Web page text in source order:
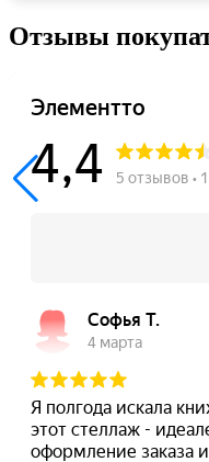
Отзывы